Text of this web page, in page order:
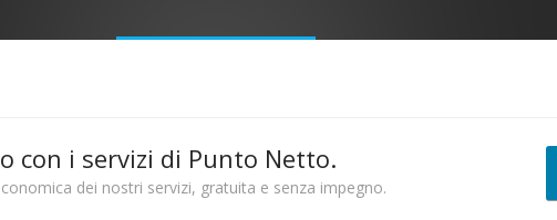
con i servizi di Punto Netto.
dei nostri servizi, gratuita e senza impegno.